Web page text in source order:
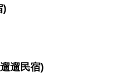
)
遛民宿)